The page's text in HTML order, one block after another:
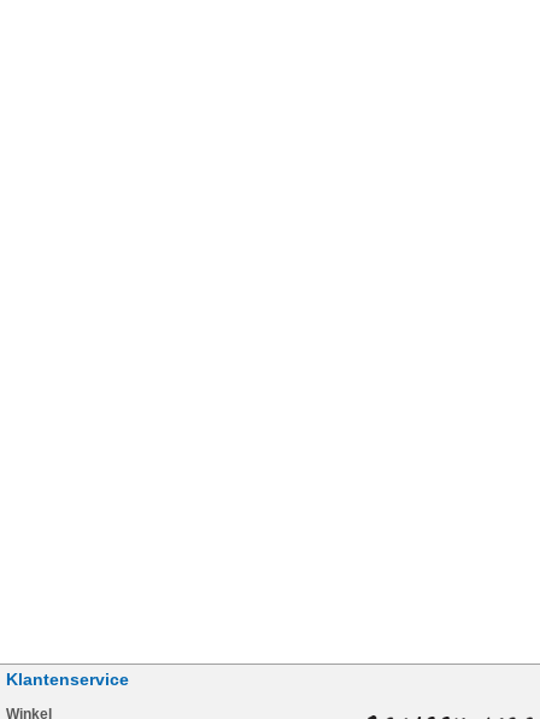
Klantenservice
Winkel